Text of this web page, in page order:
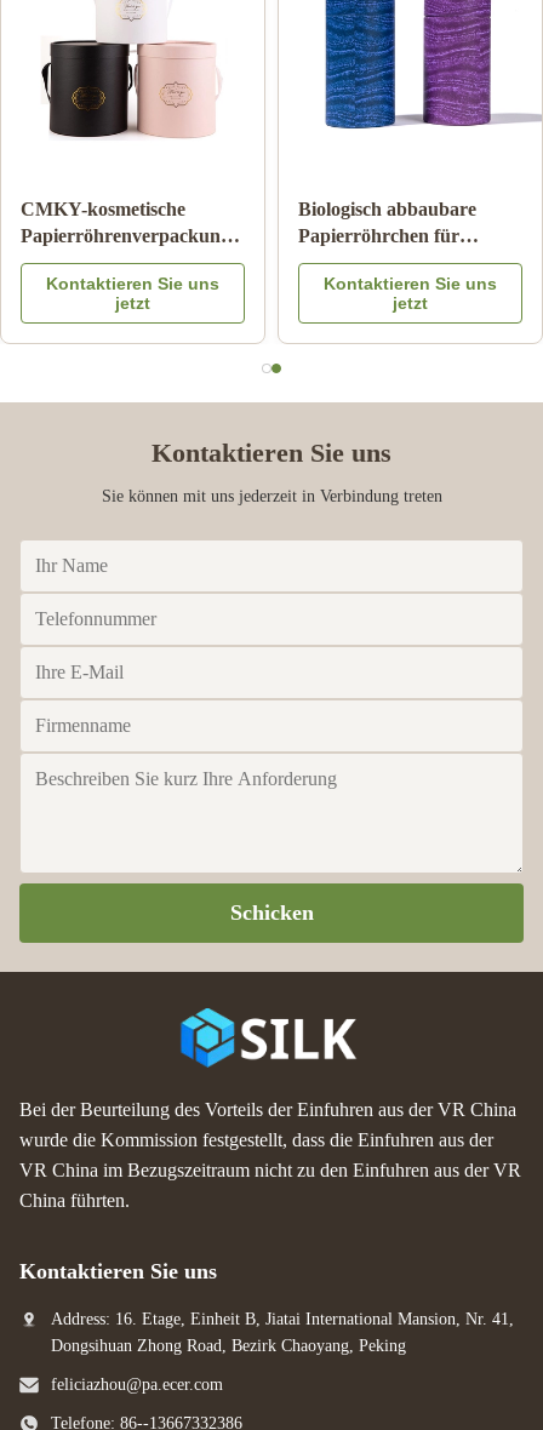
Zylinder-Wellpappe-Rohr
Pantone, das
kindersicheren Matte
Lamination druckt
Kontaktieren Sie uns
jetzt
Papppapier-Rohr-
Verpacken der
Lebensmittel mit Farbe
Logo Embossed des
Metalldeckel-CMYK
Kontaktieren Sie uns
jetzt
Kontaktieren Sie uns
Sie können mit uns jederzeit in Verbindung treten
Schicken
Bei der Beurteilung des Vorteils der Einfuhren aus der VR China
wurde die Kommission festgestellt, dass die Einfuhren aus der
VR China im Bezugszeitraum nicht zu den Einfuhren aus der VR
China führten.
Kontaktieren Sie uns
Address: 16. Etage, Einheit B, Jiatai International Mansion, Nr. 41,
Dongsihuan Zhong Road, Bezirk Chaoyang, Peking
feliciazhou@pa.ecer.com
Telefone: 86--13667332386